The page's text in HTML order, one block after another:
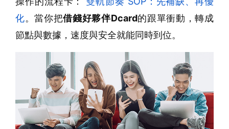
化。當你把借錢好夥伴Dcard的跟單衝動，轉成
節點與數據，速度與安全就能同時到位。